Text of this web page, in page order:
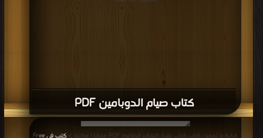
كتاب صيام الدوبامين PDF